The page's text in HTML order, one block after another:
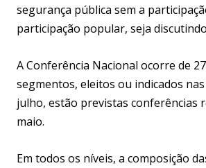
segurança pública sem a
participação popular, seja
A Conferência Nacional ocorre de
segmentos, eleitos ou indicados
julho, estão previstas conferências
maio.
Em todos os níveis, a composição